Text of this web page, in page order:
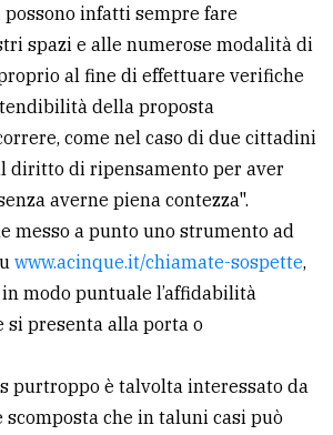
infatti sempre fare
spazi e alle numerose modalità di
al fine di effettuare verifiche
della proposta
come nel caso di due cittadini
diritto di ripensamento per aver
averne piena contezza".
messo a punto uno strumento ad
www.acinque.it/chiamate-sospette,
modo puntuale l’affidabilità
si presenta alla porta o
purtroppo è talvolta interessato da
scomposta che in taluni casi può